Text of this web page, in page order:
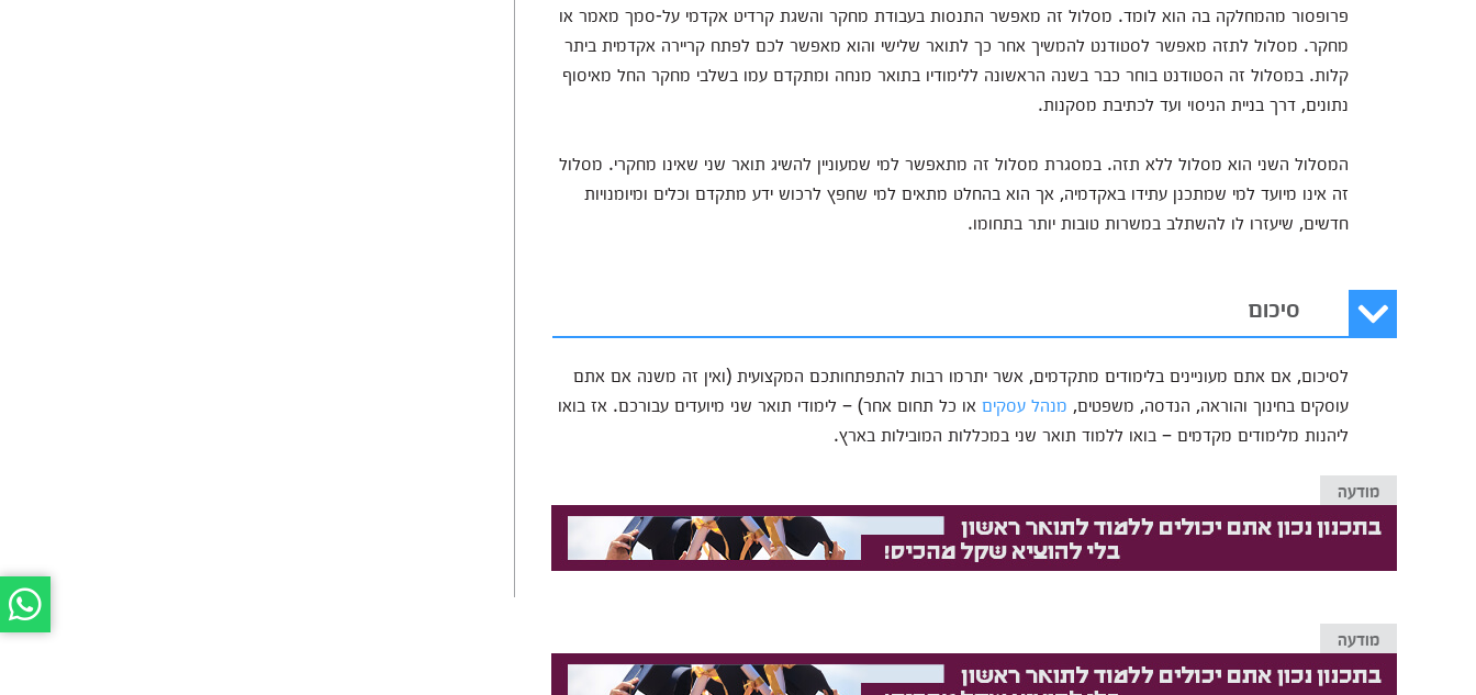
פרופסור מהמחלקה בה הוא לומד. מסלול זה מאפשר התנסות בעבודת מחקר והשגת קרדיט אקדמי על-סמך מאמר או
מחקר. מסלול לתזה מאפשר לסטודנט להמשיך אחר כך לתואר שלישי והוא מאפשר לכם לפתח קריירה אקדמית ביתר
קלות. במסלול זה הסטודנט בוחר כבר בשנה הראשונה ללימודיו בתואר מנחה ומתקדם עמו בשלבי מחקר החל מאיסוף
נתונים, דרך בניית הניסוי ועד לכתיבת מסקנות.
המסלול השני הוא מסלול ללא תזה. במסגרת מסלול זה מתאפשר למי שמעוניין להשיג תואר שני שאינו מחקרי. מסלול
זה אינו מיועד למי שמתכנן עתידו באקדמיה, אך הוא בהחלט מתאים למי שחפץ לרכוש ידע מתקדם וכלים ומיומנויות
חדשים, שיעזרו לו להשתלב במשרות טובות יותר בתחומו.
סיכום
לסיכום, אם אתם מעוניינים בלימודים מתקדמים, אשר יתרמו רבות להתפתחותכם המקצועית (ואין זה משנה אם אתם
עוסקים בחינוך והוראה, הנדסה, משפטים, מנהל עסקים או כל תחום אחר) – לימודי תואר שני מיועדים עבורכם. אז בואו
ליהנות מלימודים מקדמים – בואו ללמוד תואר שני במכללות המובילות בארץ.
מודעה
מודעה